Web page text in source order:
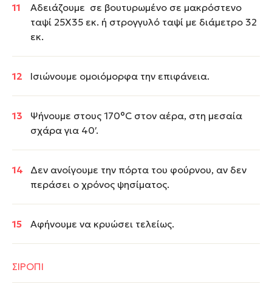
Αδειάζουμε σε βουτυρωμένο σε μακρόστενο
ταψί 25Χ35 εκ. ή στρογγυλό ταψί με διάμετρο 32
εκ.
Ισιώνουμε ομοιόμορφα την επιφάνεια.
Ψήνουμε στους 170°C στον αέρα, στη μεσαία
σχάρα για 40′.
Δεν ανοίγουμε την πόρτα του φούρνου, αν δεν
περάσει ο χρόνος ψησίματος.
Αφήνουμε να κρυώσει τελείως.
ΣΙΡΟΠΙ